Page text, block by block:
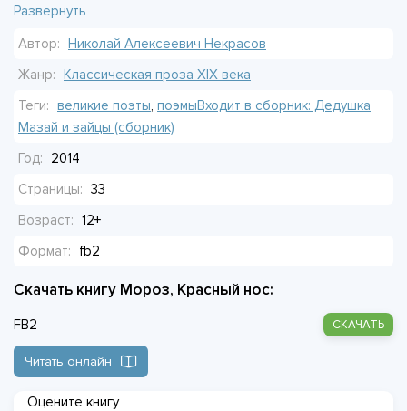
дед, а суровая сила, с которой сталкивается героиня. «Я
становится последней.
Развернуть
Автор: Николай Алексеевич Некрасов
Жанр: Классическая проза ХIX века
Теги: великие поэты, поэмыВходит в сборник: Дедушка
Мазай и зайцы (сборник)
Год:
2014
Страницы: 33
Возраст: 12+
Формат:
fb2
Скачать книгу Мороз, Красный нос:
FB2 СКАЧАТЬ
Читать онлайн
Оцените книгу